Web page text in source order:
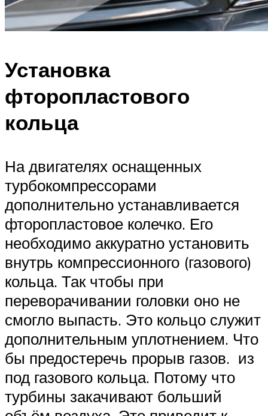
Установка
фторопластового
кольца
На двигателях оснащенных
турбокомпрессорами
дополнительно устанавливается
фторопластовое колечко. Его
необходимо аккуратно установить
внутрь компрессионного (газового)
кольца. Так чтобы при
переворачивании головки оно не
смогло выпасть. Это кольцо служит
дополнительным уплотнением. Что
бы предостеречь прорыв газов. из
под газового кольца. Потому что
турбины закачивают больший